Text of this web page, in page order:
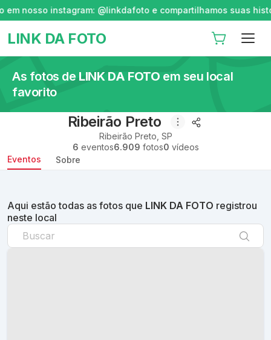
instagram: @linkdafoto e compartilhamos suas histórias ;-)
LINK DA FOTO
As fotos de LINK DA FOTO em seu local
favorito
Ribeirão Preto
Ribeirão Preto SP
6 eventos6.909 fotos0 vídeos
Eventos
Sobre
Aqui estão todas as fotos que LINK DA FOTO registrou
neste local